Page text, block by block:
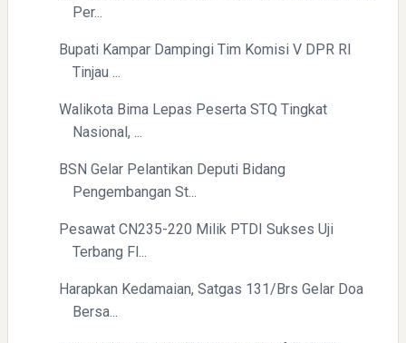
Per...
Bupati Kampar Dampingi Tim Komisi V DPR RI
Tinjau ...
Walikota Bima Lepas Peserta STQ Tingkat
Nasional, ...
BSN Gelar Pelantikan Deputi Bidang
Pengembangan St...
Pesawat CN235-220 Milik PTDI Sukses Uji
Terbang Fl...
Harapkan Kedamaian, Satgas 131/Brs Gelar Doa
Bersa...